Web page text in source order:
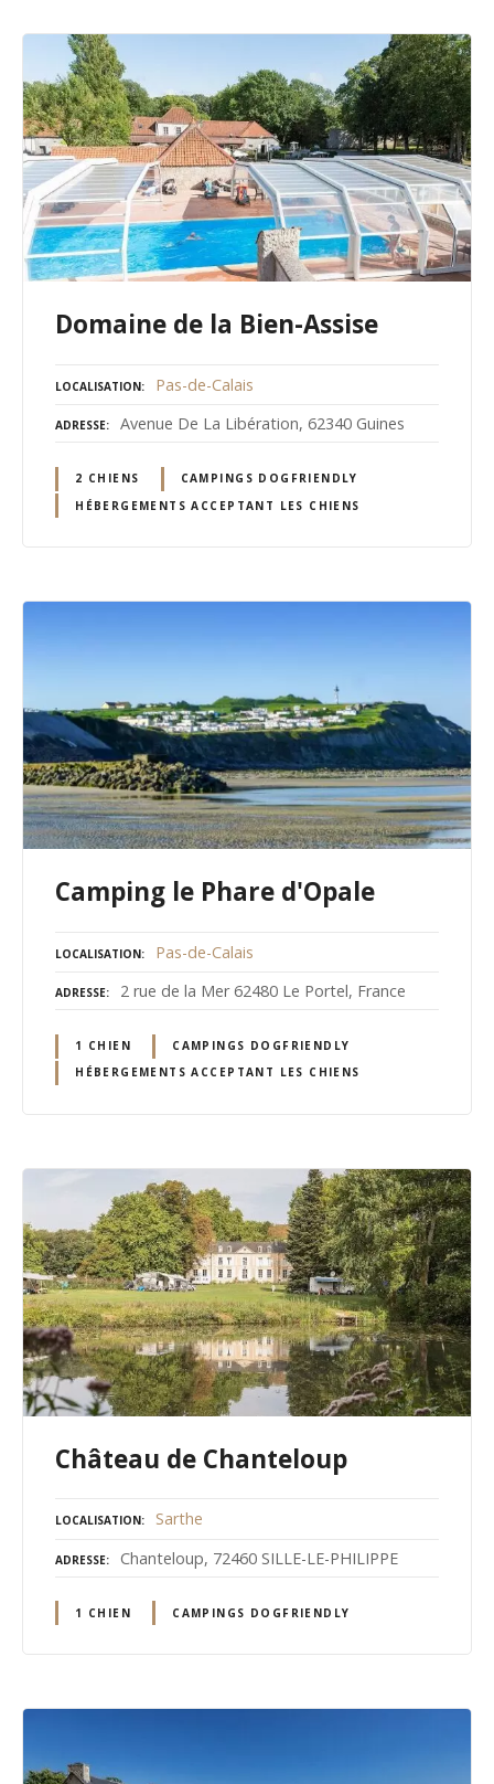
Domaine de la Bien-Assise
LOCALISATION Pas-de-Calais
ADRESSE Avenue De La Libération, 62340 Guines
2 CHIENS
CAMPINGS DOGFRIENDLY
HÉBERGEMENTS ACCEPTANT LES CHIENS
Camping le Phare d'Opale
LOCALISATION Pas-de-Calais
ADRESSE 2 rue de la Mer 62480 Le Portel, France
1 CHIEN
CAMPINGS DOGFRIENDLY
HÉBERGEMENTS ACCEPTANT LES CHIENS
Château de Chanteloup
LOCALISATION Sarthe
ADRESSE Chanteloup, 72460 SILLE-LE-PHILIPPE
1 CHIEN CAMPINGS DOGFRIENDLY